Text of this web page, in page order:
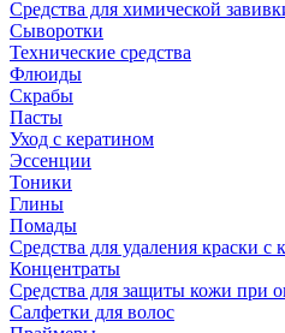
Средства для химической
Сыворотки
Технические средства
Флюиды
Скрабы
Пасты
Уход с кератином
Эссенции
Тоники
Глины
Помады
Средства для удаления краски с
Концентраты
Средства для защиты кожи при
Салфетки для волос